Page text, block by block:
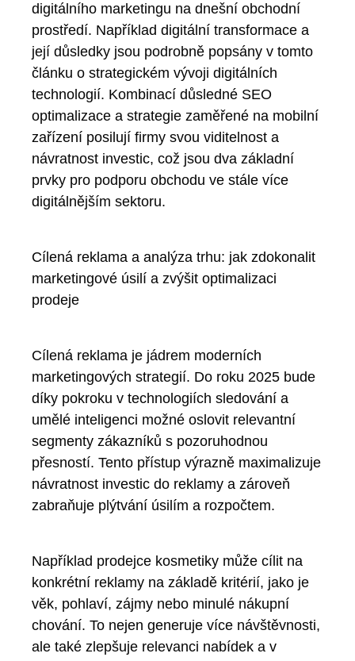
digitálního marketingu na dnešní obchodní
prostředí. Například digitální transformace a
její důsledky jsou podrobně popsány v tomto
článku o strategickém vývoji digitálních
technologií. Kombinací důsledné SEO
optimalizace a strategie zaměřené na mobilní
zařízení posilují firmy svou viditelnost a
návratnost investic, což jsou dva základní
prvky pro podporu obchodu ve stále více
digitálnějším sektoru.
Cílená reklama a analýza trhu: jak zdokonalit
marketingové úsilí a zvýšit optimalizaci
prodeje
Cílená reklama je jádrem moderních
marketingových strategií. Do roku 2025 bude
díky pokroku v technologiích sledování a
umělé inteligenci možné oslovit relevantní
segmenty zákazníků s pozoruhodnou
přesností. Tento přístup výrazně maximalizuje
návratnost investic do reklamy a zároveň
zabraňuje plýtvání úsilím a rozpočtem.
Například prodejce kosmetiky může cílit na
konkrétní reklamy na základě kritérií, jako je
věk, pohlaví, zájmy nebo minulé nákupní
chování. To nejen generuje více návštěvnosti,
ale také zlepšuje relevanci nabídek a v